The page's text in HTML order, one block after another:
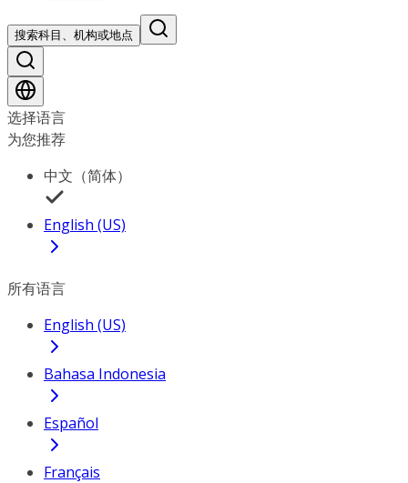
搜索科目、机构或地点
选择语言
为您推荐
中文（简体）
English (US)
所有语言
English (US)
Bahasa Indonesia
Español
Français